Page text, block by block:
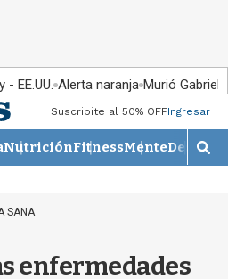
EE.UU. Alerta naranja Murió Gabriel
Suscribite al 50% OFFIngresar
NutriciónFitnessMente
M
o
SANA
enfermedades